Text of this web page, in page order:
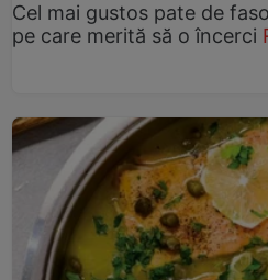
Cel mai gustos pate de
pe care merită să o încerci